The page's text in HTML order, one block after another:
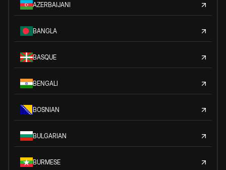
AZERBAIJANI
BANGLA
BASQUE
BENGALI
BOSNIAN
BULGARIAN
BURMESE